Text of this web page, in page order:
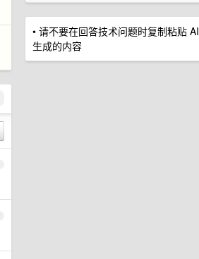
• 请不要在回答技术问题时复制粘贴 AI
生成的内容